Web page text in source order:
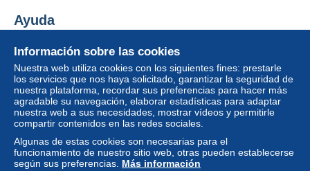
Condiciones de pago:
Todos los pagos se realizan a través de la página web
de Delcampe. Según las posibilidades ofrecidas por el
vendedor, puede utilizarPayPal, añadir una tarjeta de
crédito/débitoo realizar unatransferencia a su saldo
No se realizan pagos por cheque o transferencia
bancaria directa al vendedor.
Información sobre las cookies
Nuestra web utiliza cookies con los siguientes fines: prestarle
los servicios que nos haya solicitado, garantizar la seguridad de
nuestra plataforma, recordar sus preferencias para hacer más
agradable su navegación, elaborar estadísticas para adaptar
nuestra web a sus necesidades, mostrar vídeos y permitirle
compartir contenidos en las redes sociales.
Algunas de estas cookies son necesarias para el
funcionamiento de nuestro sitio web, otras pueden establecerse
según sus preferencias. Más información
Ayuda
Comprar en Delcampe
Vender en Delcampe
Una página securizada